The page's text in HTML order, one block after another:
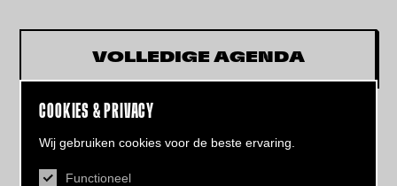
COOKIES & PRIVACY
Wij gebruiken cookies voor de beste ervaring.
Functioneel
VOLLEDIGE AGENDA